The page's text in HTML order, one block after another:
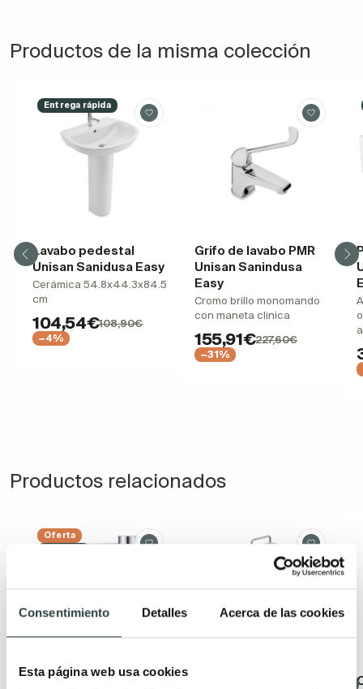
Consentimiento Detalles Acerca de las cookies
Esta página web usa cookies
Productos de la misma colección
Entrega rápida
Lavabo pedestal
Unisan Sanidusa Easy
Cerámica 54.8x44.3x84.5
cm
104,54€108,90€
−4%
Grifo de lavabo PMR
Unisan Sanindusa
Easy
Cromo brillo monomando
con maneta clinica
155,91€227,60€
−31%
Productos relacionados
Oferta
Grifo de lavabo Imex